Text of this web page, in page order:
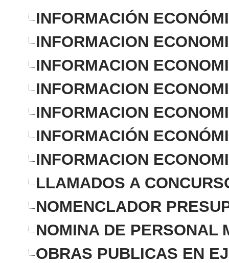
INFORMACIÓN
INFORMACION
INFORMACION
INFORMACION
INFORMACION
INFORMACIÓN
INFORMACION
LLAMADOS A
NOMENCLADOR
NOMINA DE PERSONAL
OBRAS PUBLICAS EN